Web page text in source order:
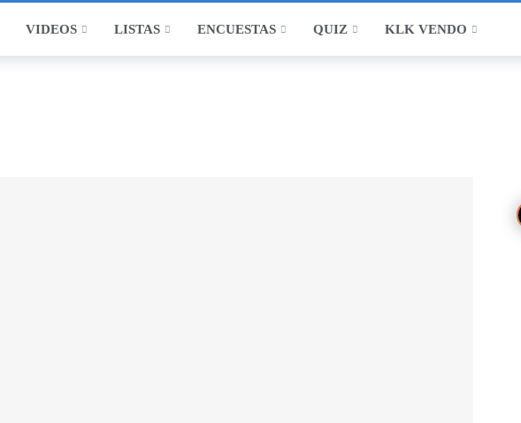
VIDEOS LISTAS ENCUESTAS QUIZ KLK VENDO